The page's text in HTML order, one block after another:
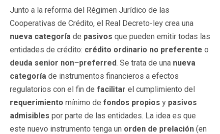
Junto a la reforma del Régimen Jurídico de las
Cooperativas de Crédito, el Real Decreto-ley crea una
nueva categoría de pasivos que pueden emitir todas las
entidades de crédito: crédito ordinario no preferente o
deuda senior non–preferred. Se trata de una nueva
categoría de instrumentos financieros a efectos
regulatorios con el fin de facilitar el cumplimiento del
requerimiento mínimo de fondos propios y pasivos
admisibles por parte de las entidades. La idea es que
este nuevo instrumento tenga un orden de prelación (en